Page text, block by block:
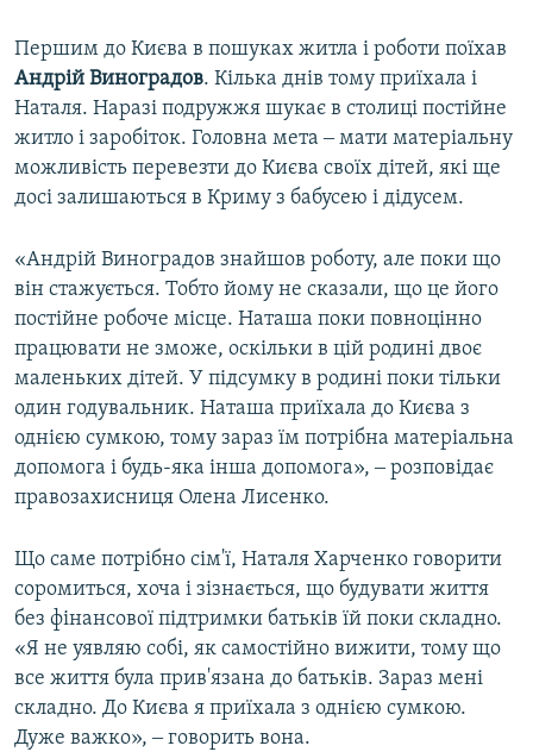
Першим до Києва в пошуках житла і роботи поїхав
Андрій Виноградов. Кілька днів тому приїхала і
Наталя. Наразі подружжя шукає в столиці постійне
житло і заробіток. Головна мета ‒ мати матеріальну
можливість перевезти до Києва своїх дітей, які ще
досі залишаються в Криму з бабусею і дідусем.
«Андрій Виноградов знайшов роботу, але поки що
він стажується. Тобто йому не сказали, що це його
постійне робоче місце. Наташа поки повноцінно
працювати не зможе, оскільки в цій родині двоє
маленьких дітей. У підсумку в родині поки тільки
один годувальник. Наташа приїхала до Києва з
однією сумкою, тому зараз їм потрібна матеріальна
допомога і будь-яка інша допомога», ‒ розповідає
правозахисниця Олена Лисенко.
Що саме потрібно сім'ї, Наталя Харченко говорити
соромиться, хоча і зізнається, що будувати життя
без фінансової підтримки батьків їй поки складно.
«Я не уявляю собі, як самостійно вижити, тому що
все життя була прив'язана до батьків. Зараз мені
складно. До Києва я приїхала з однією сумкою.
Дуже важко», ‒ говорить вона.